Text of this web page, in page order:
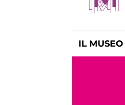
IL MUSEO